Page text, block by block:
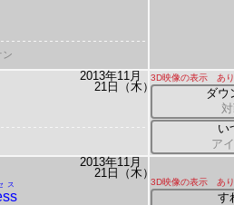
ン
2013年11月
21日（木）
3D映像の表示 あり
ダウ
い
ア
2013年11月
21日（木）
ス 3D映像の表示 あり
す